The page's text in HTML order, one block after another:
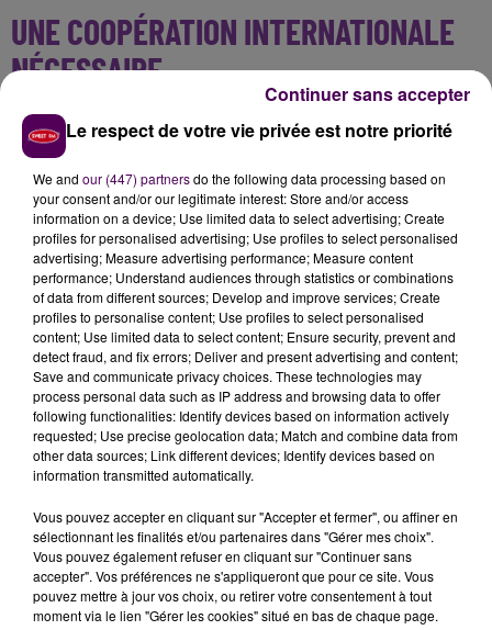
UNE COOPÉRATION INTERNATIONALE
NÉCESSAIRE
100 à 150 policiers étaient mobilisés quotidiennement
depuis le début de l'enquête, qui a donc mené à ces
différentes interpellations, réalisées en France -
principalement à Rouen et à Evreux-, mais aussi à
l'étranger -Maroc et Espagne- pour quatre individus.
Une coopération au-delà des frontières hexagonales
que n'a pas manqué de rappeler le directeur national
de la police judiciaire, Christian Sainte :"Ces enquêtes-
là, aujourd'hui, débouchent nécessairement sur un
volet international, une coopération nécessaire. Ça
prend du temps.Je peux vous certifier ici que leur
écoute était totale pour nous assister, et je pense
qu'ils l'ont démontré tout à fait récemment, donc
tout au long de ces mois d'enquête".Un nouveau
point sur le dossier devrait être organisé le vendredi
28 février.
... A LIRE AUSSI :
Le respect de votre vie privée est notre priorité
We and our (447) partnersdo the following data processing based on
your consent and/or our legitimate interest: Store and/or access
information on a device; Use limited data to select advertising; Create
profiles for personalised advertising; Use profiles to select personalised
advertising; Measure advertising performance; Measure content
performance; Understand audiences through statistics or combinations
of data from different sources; Develop and improve services; Create
profiles to personalise content; Use profiles to select personalised
content; Use limited data to select content; Ensure security, prevent and
detect fraud, and fix errors; Deliver and present advertising and content;
Save and communicate privacy choices. These technologies may
process personal data such as IP address and browsing data to offer
following functionalities: Identify devices based on information actively
requested; Use precise geolocation data; Match and combine data from
other data sources; Link different devices; Identify devices based on
information transmitted automatically.
Vous pouvez accepter en cliquant sur "Accepter et fermer", ou affiner en
sélectionnant les finalités et/ou partenaires dans "Gérer mes choix".
Vous pouvez également refuser en cliquant sur "Continuer sans
accepter". Vos préférences ne s'appliqueront que pour ce site. Vous
pouvez mettre à jour vos choix, ou retirer votre consentement à tout
moment via le lien "Gérer les cookies" situé en bas de chaque page.
Continuer sans accepter